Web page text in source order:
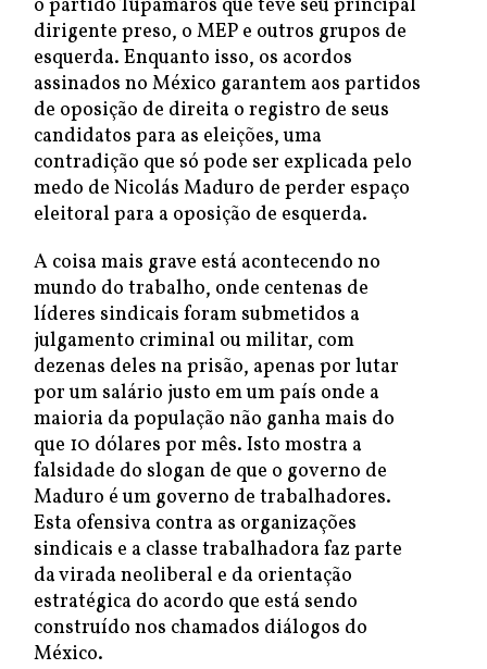
o partido Tupamaros que teve seu principal
dirigente preso, o MEP e outros grupos de
esquerda. Enquanto isso, os acordos
assinados no México garantem aos partidos
de oposição de direita o registro de seus
candidatos para as eleições, uma
contradição que só pode ser explicada pelo
medo de Nicolás Maduro de perder espaço
eleitoral para a oposição de esquerda.
A coisa mais grave está acontecendo no
mundo do trabalho, onde centenas de
líderes sindicais foram submetidos a
julgamento criminal ou militar, com
dezenas deles na prisão, apenas por lutar
por um salário justo em um país onde a
maioria da população não ganha mais do
que 10 dólares por mês. Isto mostra a
falsidade do slogan de que o governo de
Maduro é um governo de trabalhadores.
Esta ofensiva contra as organizações
sindicais e a classe trabalhadora faz parte
da virada neoliberal e da orientação
estratégica do acordo que está sendo
construído nos chamados diálogos do
México.